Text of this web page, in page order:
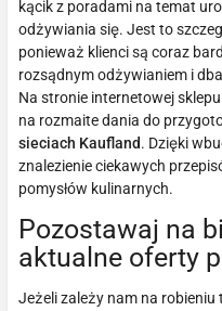
kącik z poradami na temat
odżywiania się. Jest to
ponieważ klienci są coraz
rozsądnym odżywianiem i
Na stronie internetowej
na rozmaite dania do
sieciach Kaufland. Dzięki
znalezienie ciekawych
pomysłów kulinarnych.
Pozostawaj na
aktualne oferty
Jeżeli zależy nam na